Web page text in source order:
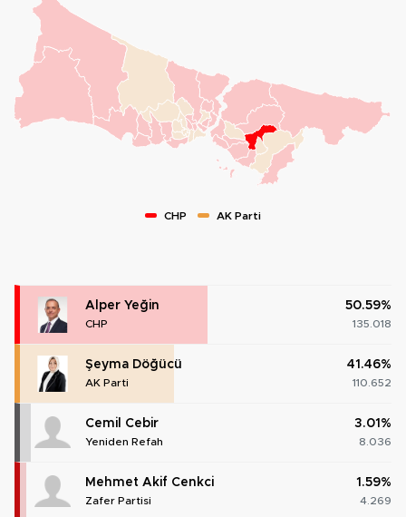
CHP AK Parti
Alper Yeğin
CHP
50.59%
135.018
Şeyma Döğücü
AK Parti
41.46%
110.652
Cemil Cebir
Yeniden Refah
3.01%
8.036
Mehmet Akif Cenkci
Zafer Partisi
1.59%
4.269